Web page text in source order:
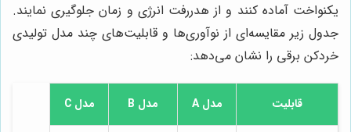
یکنواخت آماده کنند و از هدررفت انرژی و زمان جلوگیری نمایند.
جدول زیر مقایسه‌ای از نوآوری‌ها و قابلیت‌های چند مدل تولیدی
خردکن برقی را نشان می‌دهد:
قابلیت مدل A مدل B مدل C